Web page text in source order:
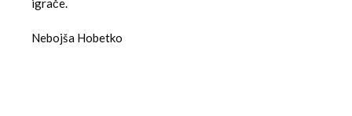
igrače.
Nebojša Hobetko